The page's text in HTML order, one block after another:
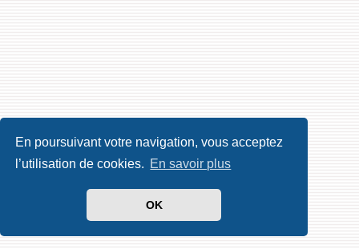
En poursuivant votre navigation, vous acceptez
l’utilisation de cookies. En savoir plus
OK